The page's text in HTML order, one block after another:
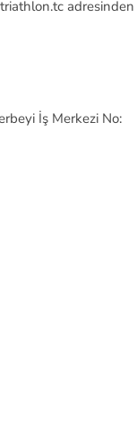
adresinden
İş Merkezi No: